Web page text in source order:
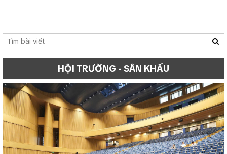
HỘI TRƯỜNG - SÂN KHẤU